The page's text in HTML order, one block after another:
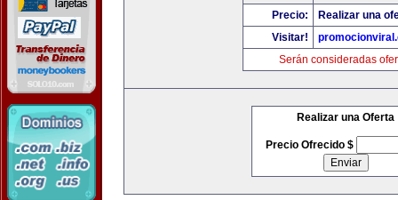
Precio:
Realizar una
Visitar!
Serán consideradas
Realizar una Oferta
Precio Ofrecido $